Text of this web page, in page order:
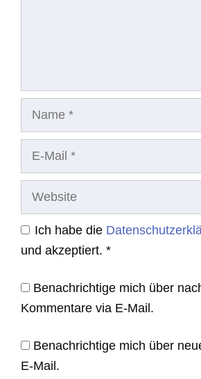
Website
Ich habe die
und akzeptiert. *
Benachrichtige mich über
Kommentare via E-Mail.
Benachrichtige mich über
E-Mail.